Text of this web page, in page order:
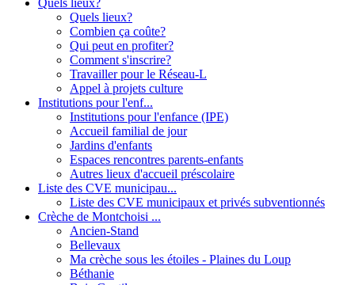
Quels lieux?
Combien ça coûte?
Qui peut en profiter?
Comment s'inscrire?
Travailler pour le Réseau-L
Appel à projets culture
Institutions pour l'enf...
Institutions pour l'enfance (IPE)
Accueil familial de jour
Jardins d'enfants
Espaces rencontres parents-enfants
Autres lieux d'accueil préscolaire
Liste des CVE municipau...
Liste des CVE municipaux et privés subventionnés
Crèche de Montchoisi ...
Ancien-Stand
Bellevaux
Ma crèche sous les étoiles - Plaines du Loup
Béthanie